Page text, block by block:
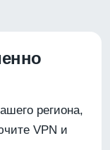
региона,
VPN и